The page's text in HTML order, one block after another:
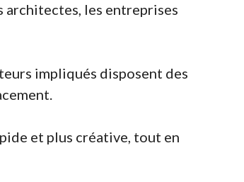
architectes, les entreprises
impliqués disposent des
et plus créative, tout en